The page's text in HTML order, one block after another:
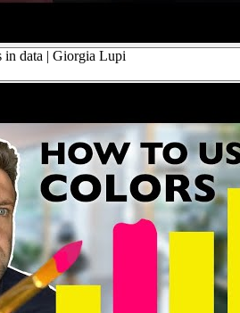
in data | Giorgia Lupi